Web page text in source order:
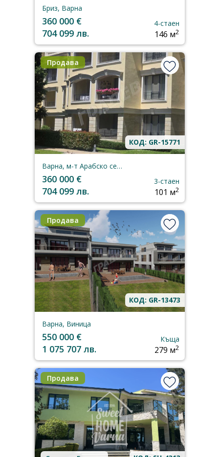
Бриз, Варна
360 000 €
704 099 лв.
4-стаен
146 м2
Продава
КОД: GR-15771
Варна, м-т Арабско селище
360 000 €
704 099 лв.
3-стаен
101 м2
Продава
КОД: GR-13473
Варна, Виница
550 000 €
1 075 707 лв.
Къща
279 м2
Продава